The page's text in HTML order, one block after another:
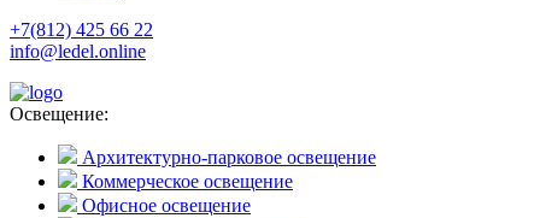
+7(812) 425 66 22
info@ledel.online
Освещение:
Архитектурно-парковое освещение
Коммерческое освещение
Офисное освещение